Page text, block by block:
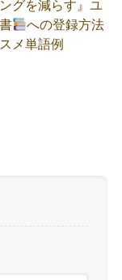
ングを減らす』ユ
への登録方法
メ単語例